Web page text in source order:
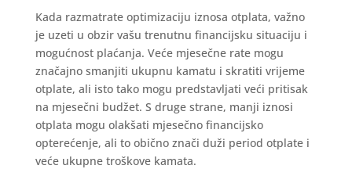
Kada razmatrate optimizaciju iznosa otplata, važno
je uzeti u obzir vašu trenutnu financijsku situaciju i
mogućnost plaćanja. Veće mjesečne rate mogu
značajno smanjiti ukupnu kamatu i skratiti vrijeme
otplate, ali isto tako mogu predstavljati veći pritisak
na mjesečni budžet. S druge strane, manji iznosi
otplata mogu olakšati mjesečno financijsko
opterećenje, ali to obično znači duži period otplate i
veće ukupne troškove kamata.